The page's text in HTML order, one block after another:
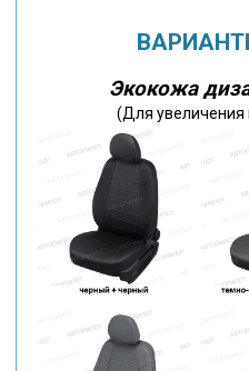
Экокожа
(Для увеличения